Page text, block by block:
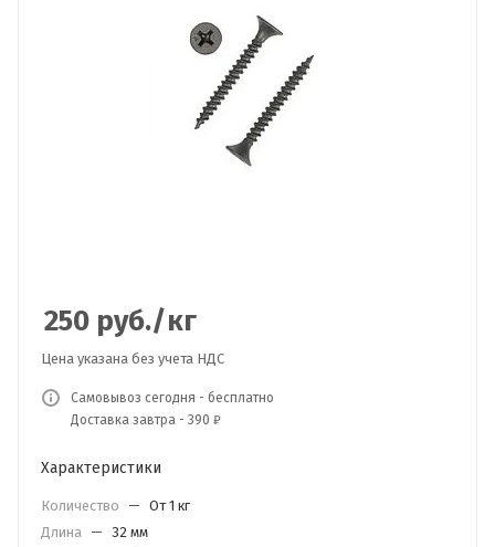
250 руб./кг
Цена указана без учета НДС
Самовывоз сегодня - бесплатно
Доставка завтра - 390 ₽
Характеристики
Количество — От 1 кг
Длина — 32 мм